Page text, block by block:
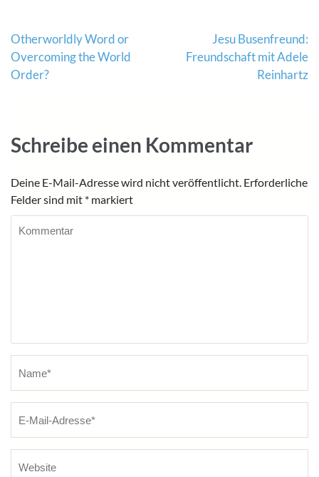
Beitragsnavigation
Otherworldly Word or
Overcoming the World
Order?
Jesu Busenfreund:
Freundschaft mit Adele
Reinhartz
Schreibe einen Kommentar
Deine E-Mail-Adresse wird nicht veröffentlicht. Erforderliche
Felder sind mit * markiert